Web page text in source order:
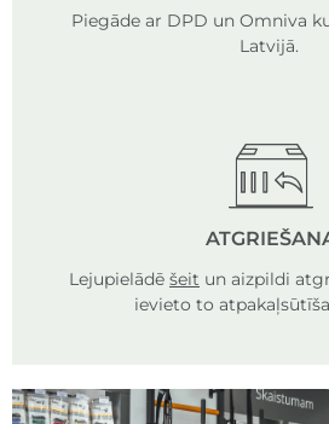
Piegāde ar DPD un Omniva
Latvijā.
Lejupielādē šeit un aizpildi
ievieto to